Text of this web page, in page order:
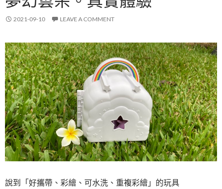
2021-09-10 LEAVE A COMMENT
說到「好攜帶、彩繪、可水洗、重複彩繪」的玩具